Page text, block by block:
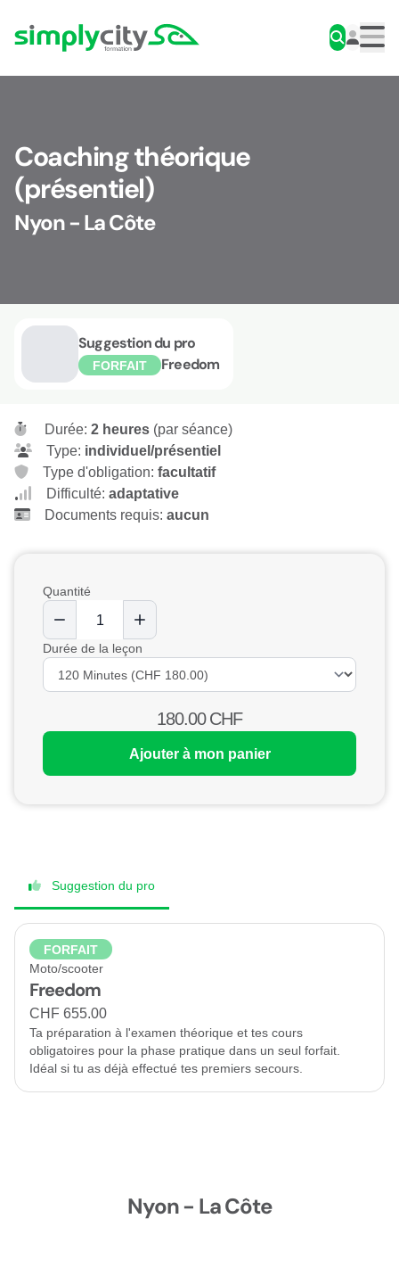
Simplycity
Coaching théorique
(présentiel)
Nyon - La Côte
Suggestion du pro
FORFAIT Freedom
Suggestion du pro
FORFAIT
Moto/scooter
Freedom
CHF 655.00
Ta préparation à l'examen théorique et tes cours
obligatoires pour la phase pratique dans un seul forfait.
Idéal si tu as déjà effectué tes premiers secours.
Durée: 2 heures (par séance)
Type: individuel/présentiel
Type d'obligation: facultatif
Difficulté: adaptative
Documents requis: aucun
Quantité
Durée de la leçon
180.00CHF
Ajouter à mon panier
Nyon - La Côte